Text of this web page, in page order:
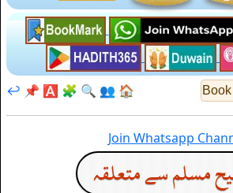
🏠
👥
🔍
🧩
🅰️
📌
↩️
Join Whatsapp
مسلم سے متعلقہ